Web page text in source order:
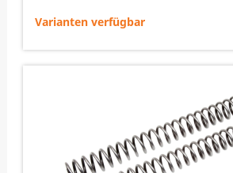
Varianten verfügbar